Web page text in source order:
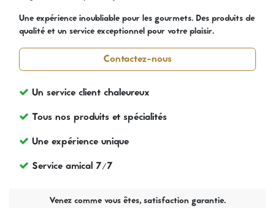
Une expérience inoubliable pour les gourmets. Des produits de
qualité et un service exceptionnel pour votre plaisir.
Contactez-nous
Un service client chaleureux
Tous nos produits et spécialités
Une expérience unique
Service amical 7/7
Venez comme vous êtes, satisfaction garantie.